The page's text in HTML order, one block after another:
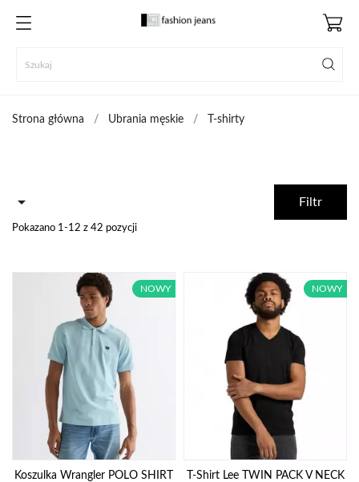
Strona główna Ubrania męskie T-shirty
 Filtr
Pokazano 1-12 z 42 pozycji
Koszulka Wrangler POLO SHIRT
NOWY
T-Shirt Lee TWIN PACK V NECK
NOWY